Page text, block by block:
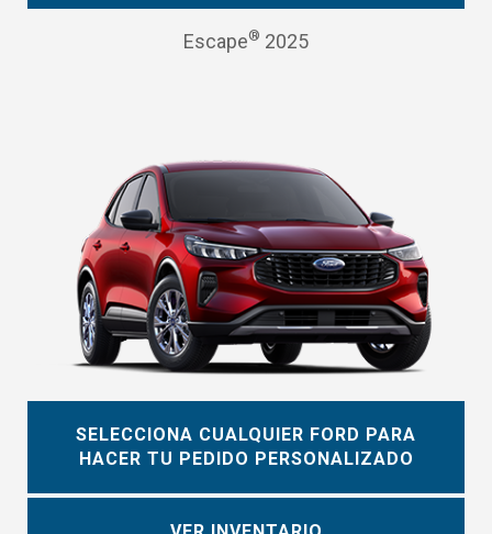
Escape® 2025
SELECCIONA CUALQUIER FORD PARA
HACER TU PEDIDO PERSONALIZADO